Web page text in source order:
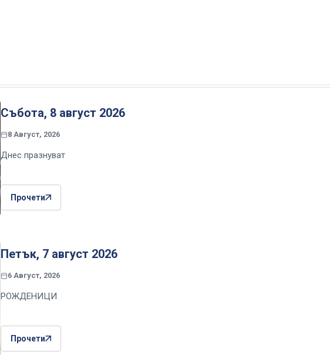
Събота, 8 август 2026
8 Август, 2026
Днес празнуват
Прочети
Петък, 7 август 2026
6 Август, 2026
РОЖДЕНИЦИ
Прочети